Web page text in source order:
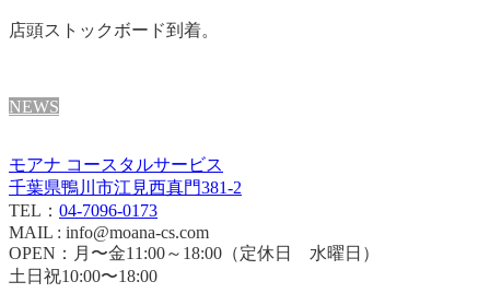
店頭ストックボード到着。
NEWS
モアナ コースタルサービス
千葉県鴨川市江見西真門381-2
TEL： 04-7096-0173
MAIL : info@moana-cs.com
OPEN：月〜金11:00～18:00（定休日 水曜日）
土日祝10:00〜18:00